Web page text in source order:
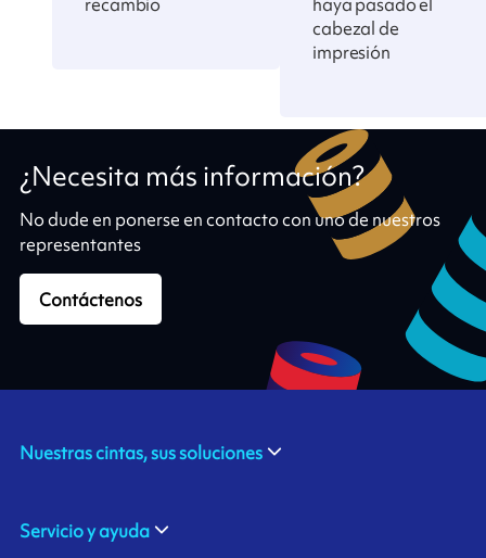
cabezal de
impresión
¿Necesita más información?
No dude en ponerse en contacto con uno de nuestros
representantes
Contáctenos
Nuestras cintas, sus soluciones
Servicio y ayuda